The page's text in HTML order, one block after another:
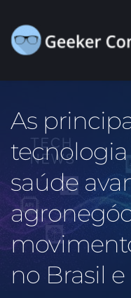
As
tecnologia
saúde
no Brasil